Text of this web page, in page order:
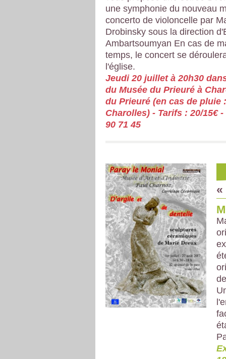
une symphonie du nouveau
concerto de violoncelle par
Drobinsky sous la direction
Ambartsoumyan En cas de
temps, le concert se
l'église.
Jeudi 20 juillet à 20h30
du Musée du Prieuré à
du Prieuré (en cas de pluie
Charolles) - Tarifs : 20/15€ -
90 71 45
«